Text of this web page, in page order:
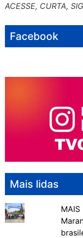
ACESSE, CURTA,
Facebook
Mais lidas
MAIS